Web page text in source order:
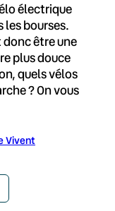
électrique
les bourses.
donc être une
plus douce
quels vélos
? On vous
Vivent